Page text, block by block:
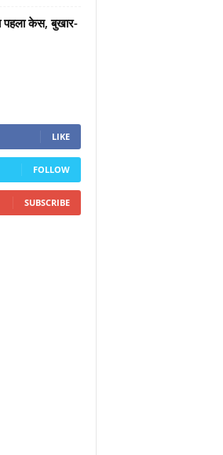
पहला केस, बुखार-
LIKE
FOLLOW
SUBSCRIBE